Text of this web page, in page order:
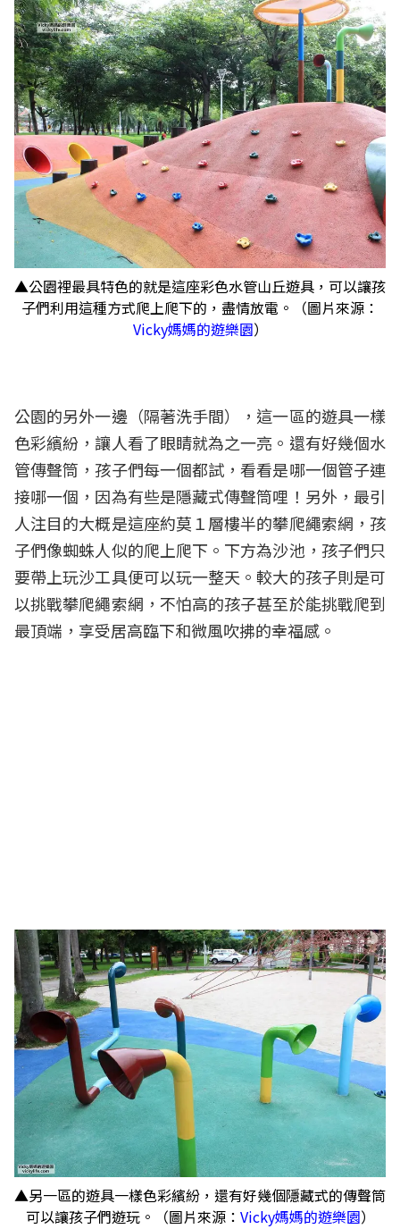
▲公園裡最具特色的就是這座彩色水管山丘遊具，可以讓孩
子們利用這種方式爬上爬下的，盡情放電。（圖片來源：
Vicky媽媽的遊樂園）
公園的另外一邊（隔著洗手間），這一區的遊具一樣
色彩繽紛，讓人看了眼睛就為之一亮。還有好幾個水
管傳聲筒，孩子們每一個都試，看看是哪一個管子連
接哪一個，因為有些是隱藏式傳聲筒哩！另外，最引
人注目的大概是這座約莫１層樓半的攀爬繩索網，孩
子們像蜘蛛人似的爬上爬下。下方為沙池，孩子們只
要帶上玩沙工具便可以玩一整天。較大的孩子則是可
以挑戰攀爬繩索網，不怕高的孩子甚至於能挑戰爬到
最頂端，享受居高臨下和微風吹拂的幸福感。
▲另一區的遊具一樣色彩繽紛，還有好幾個隱藏式的傳聲筒
可以讓孩子們遊玩。（圖片來源： Vicky媽媽的遊樂園）